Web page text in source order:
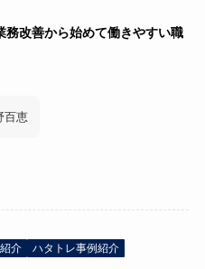
務改善から始めて働きやすい職
百恵
介 ハタトレ事例紹介